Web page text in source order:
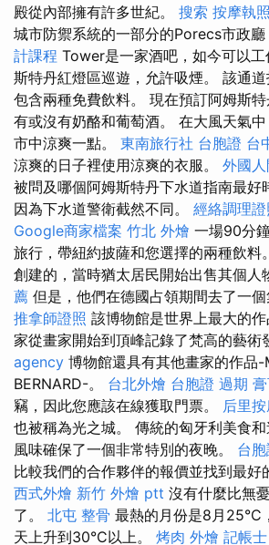
殿從內部擁有許多世紀。 搜索 按摩執照
城市防禦系統的一部分的Porecs市政
計課程 Tower是一家酒吧，如今可以
斯特丹紅燈區巡遊，允許吸煙。 該通
包含兩種免費飲料。 現在預訂阿姆斯
有或沒有奶酪和葡萄酒。 在大風天氣
市中涼爽一點。 東南旅行社 台胞證 台
涼爽的日子裡使用涼爽的衣服。 外國
被問及哪個阿姆斯特丹下水道指南最好
因為下水道警衛截然不同。 經絡調理證
Google商家檔案 竹北 外燴 一場90分
旅行，帶紐約披薩和您選擇的兩種飲料
創建的，當時猶太居民開始出售其個人
薦 但是，他們在德國占領期間去了一個
推拿師證照 該博物館是世界上最大的
家從畫家開始到頂峰記錄了梵高的藝術
agency 博物館還具有其他畫家的作品-
BERNARD-。 台北外燴 台胞證 過期
竊，因此您應該在線獲取門票。 后里
也被稱為光之城。 傳統的匈牙利美食
風味確保了一個非常特別的夜晚。 台
比較我們的合作夥伴的報價並找到最好
西式外燴 新竹 外燴 ptt 沒有什麼比無
了。 北屯 整骨 最熱的月份是8月25°C
天上升到30°C以上。 烤肉 外燴 記帳